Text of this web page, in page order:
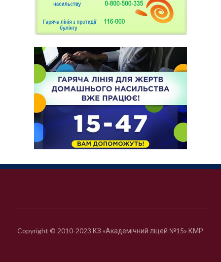
Copyright © 2010-2023 КЗ «Академічний ліцей №15» КМР